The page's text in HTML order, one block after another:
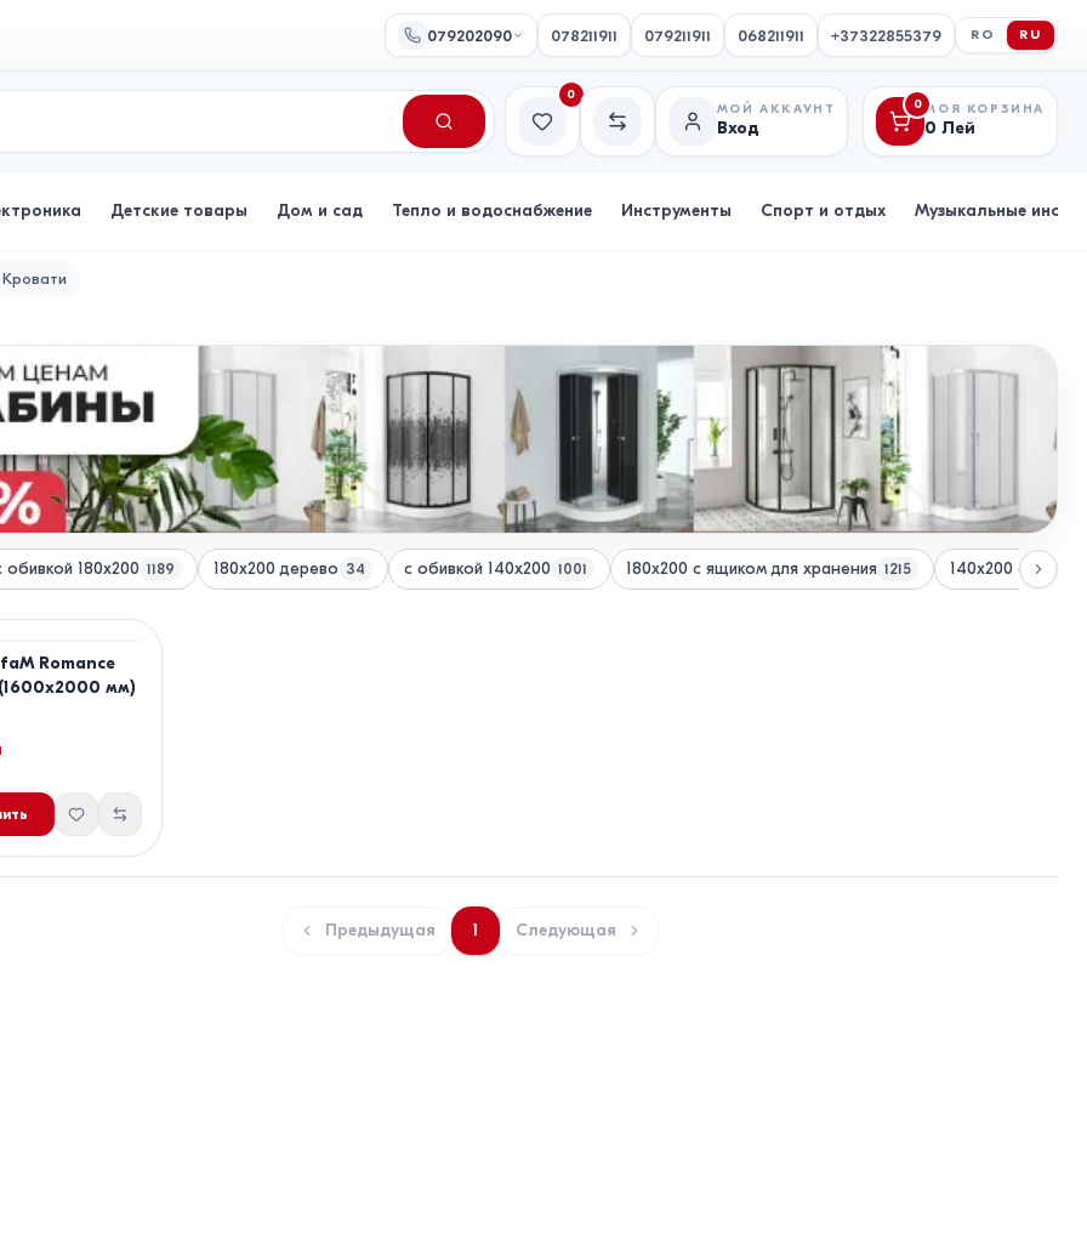
079202090 078211911 079211911 068211911 +37322855379 RO RU
Список желаний
0
Сравнение
МОЙ АККАУНТ
Вход
0 МОЯ КОРЗИНА
0 Лей
Детские товары Дом и сад Тепло и водоснабжение Инструменты Спорт и отдых Музыкальные
Кровати
обивкой 180x200 1189 180x200 дерево 34 с обивкой 140x200 1001 180x200 с ящиком для хранения 1215 140x200 с
Romance
мм)
Предыдущая 1 Следующая